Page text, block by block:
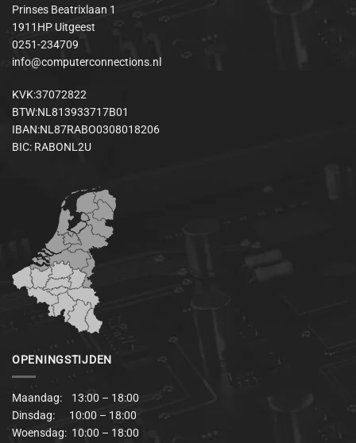
Prinses Beatrixlaan 1
1911HP Uitgeest
0251-234709
info@computerconnections.nl
KVK:37072822
BTW:NL813933717B01
IBAN:NL87RABO0308018206
BIC: RABONL2U
OPENINGSTIJDEN
Maandag: 13:00 – 18:00
Dinsdag: 10:00 – 18:00
Woensdag: 10:00 – 18:00